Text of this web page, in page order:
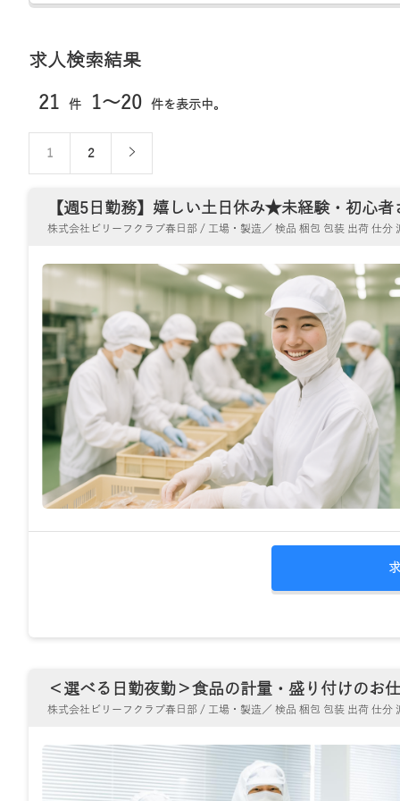
求人検索結果
21 件 1～20 件を表示中。
1 2
【週5日勤務】嬉しい土日休み★未経験・初心
株式会社ビリーフクラブ春日部 / 工場・製造／ 検品 梱包 包装 出荷 仕分
＜選べる日勤夜勤＞食品の計量・盛り付けの
株式会社ビリーフクラブ春日部 / 工場・製造／ 検品 梱包 包装 出荷 仕分